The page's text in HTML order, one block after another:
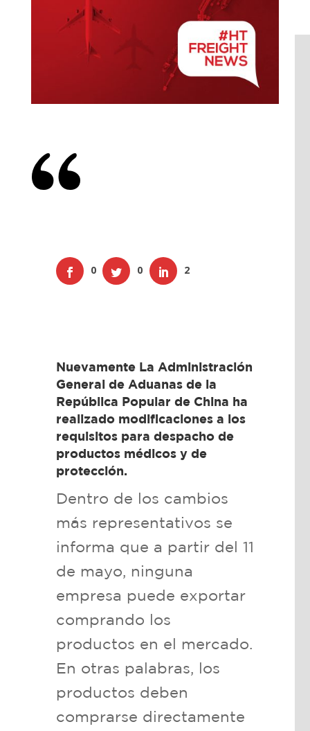
0 0 2
Nuevamente La Administración
General de Aduanas de la
República Popular de China ha
realizado modificaciones a los
requisitos para despacho de
productos médicos y de
protección.
Dentro de los cambios
más representativos se
informa que a partir del 11
de mayo, ninguna
empresa puede exportar
comprando los
productos en el mercado.
En otras palabras, los
productos deben
comprarse directamente